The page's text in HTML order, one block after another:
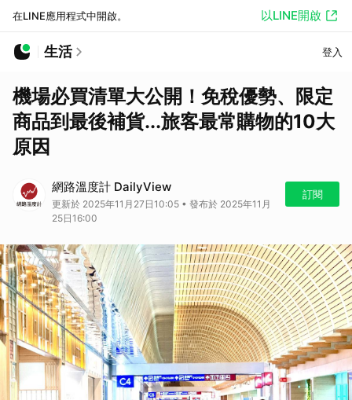
在LINE應用程式中開啟。 以LINE開啟
生活 登入
機場必買清單大公開！免稅優勢、限定
商品到最後補貨...旅客最常購物的10大
原因
網路溫度計 DailyView
更新於 2025年11月27日10:05 • 發布於 2025年11月
25日16:00
訂閱